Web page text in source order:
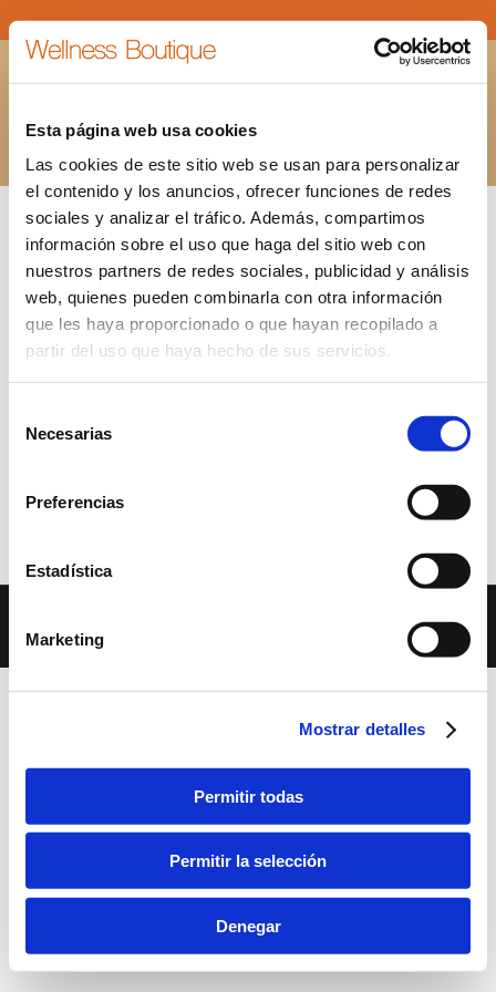
Esta página web usa cookies
Las cookies de este sitio web se usan para personalizar
el contenido y los anuncios, ofrecer funciones de redes
sociales y analizar el tráfico. Además, compartimos
información sobre el uso que haga del sitio web con
nuestros partners de redes sociales, publicidad y análisis
web, quienes pueden combinarla con otra información
que les haya proporcionado o que hayan recopilado a
partir del uso que haya hecho de sus servicios.
Necesarias
Preferencias
Estadística
Marketing
Mostrar detalles
Permitir todas
Permitir la selección
Denegar
TRATMIENTO FACIAL EN WELLNESS BOUTIQUE
EXPERIENCE MADRID
Estás aquí: